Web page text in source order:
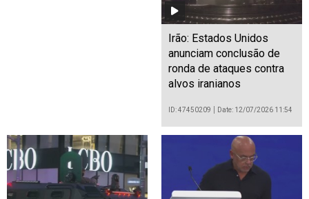
Irão: Estados Unidos
anunciam conclusão de
ronda de ataques contra
alvos iranianos
ID: 47450209 Date: 12/07/2026 11:54